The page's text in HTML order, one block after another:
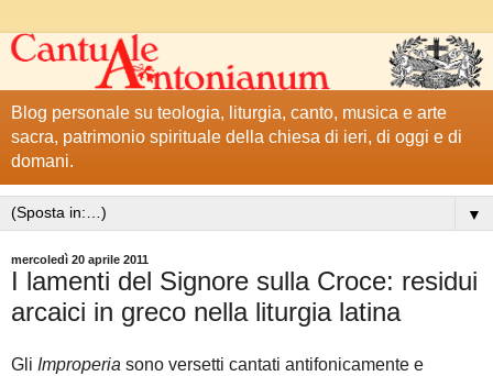
Blog personale su teologia, liturgia, canto, musica e arte
sacra, patrimonio spirituale della chiesa di ieri, di oggi e di
domani.
▼
mercoledì 20 aprile 2011
I lamenti del Signore sulla Croce: residui
arcaici in greco nella liturgia latina
Gli Improperia sono versetti cantati antifonicamente e